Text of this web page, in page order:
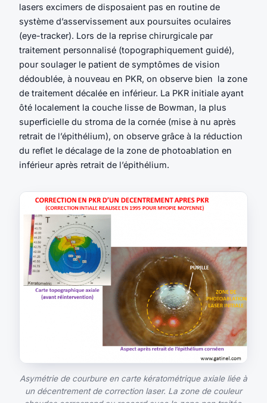
lasers excimers de disposaient pas en routine de
système d’asservissement aux poursuites oculaires
(eye-tracker). Lors de la reprise chirurgicale par
traitement personnalisé (topographiquement guidé),
pour soulager le patient de symptômes de vision
dédoublée, à nouveau en PKR, on observe bien la zone
de traitement décalée en inférieur. La PKR initiale ayant
ôté localement la couche lisse de Bowman, la plus
superficielle du stroma de la cornée (mise à nu après
retrait de l’épithélium), on observe grâce à la réduction
du reflet le décalage de la zone de photoablation en
inférieur après retrait de l’épithélium.
Asymétrie de courbure en carte kératométrique axiale liée à
un décentrement de correction laser. La zone de couleur